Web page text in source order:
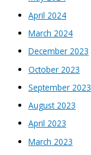
April 2024
March 2024
December 2023
October 2023
September 2023
August 2023
April 2023
March 2023